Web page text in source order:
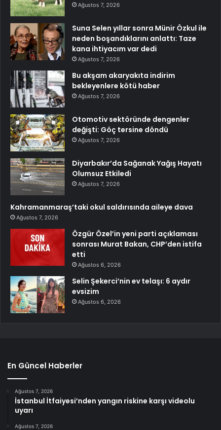
Ağustos 7, 2026
Suna Selen yıllar sonra Münir Özkul ile
neden boşandıklarını anlattı: Taze
kana ihtiyacım var dedi
Ağustos 7, 2026
Bu akşam akaryakıta indirim
bekleyenlere kötü haber
Ağustos 7, 2026
Otomotiv sektöründe dengenler
değişti: Göç tersine döndü
Ağustos 7, 2026
Diyarbakır’da Sağanak Yağış Hayatı
Olumsuz Etkiledi
Ağustos 7, 2026
Kahramanmaraş’taki okul saldırısında aileye dava
Ağustos 7, 2026
Özgür Özel’in yeni parti açıklaması
sonrası Murat Bakan, CHP’den istifa
etti
Ağustos 6, 2026
Selin Şekerci’nin ev telaşı: 6 aydır
evsizim
Ağustos 6, 2026
En Güncel Haberler
Ağustos 7, 2026
İstanbul İtfaiyesi’nden yangın riskine karşı videolu
uyarı
Ağustos 7, 2026